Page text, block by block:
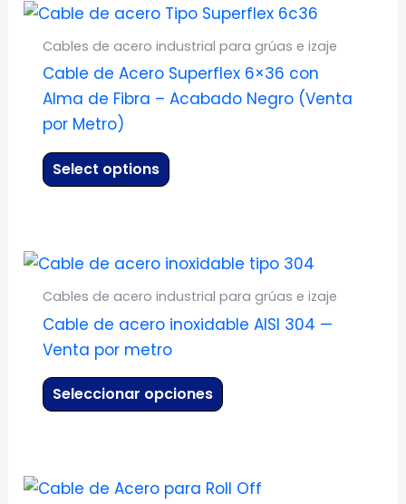
elegir
en
la
página
Cables de acero industrial para grúas e izaje
Cable de Acero Superflex 6×36 con
Alma de Fibra – Acabado Negro (Venta
por Metro)
Select options
Este
producto
tiene
múltiples
opciones
en
la
página
de
Cables de acero industrial para grúas e izaje
Cable de acero inoxidable AISI 304 —
Venta por metro
Seleccionar opciones
Este
producto
tiene
Las
elegir